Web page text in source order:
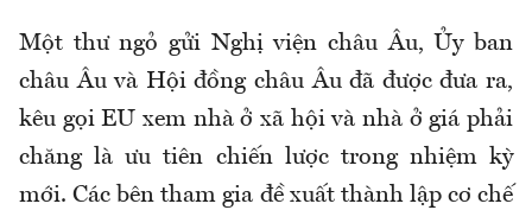
Một thư ngỏ gửi Nghị viện châu Âu, Ủy ban
châu Âu và Hội đồng châu Âu đã được đưa ra,
kêu gọi EU xem nhà ở xã hội và nhà ở giá phải
chăng là ưu tiên chiến lược trong nhiệm kỳ
mới. Các bên tham gia đề xuất thành lập cơ chế